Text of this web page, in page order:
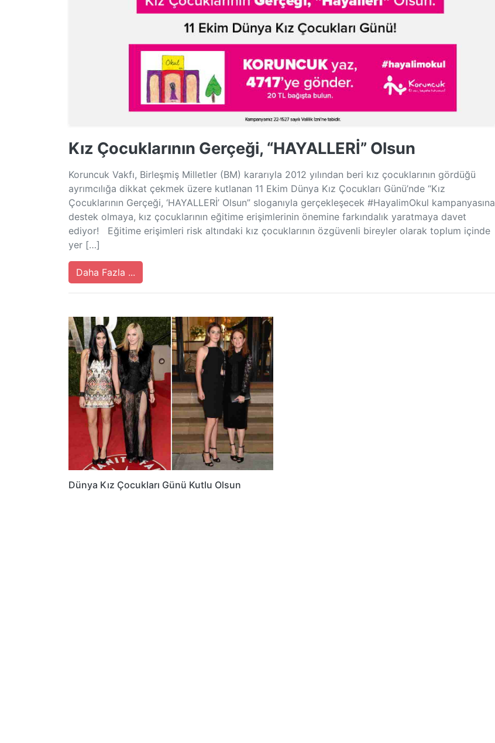
Kız Çocuklarının Gerçeği, “HAYALLERİ” Olsun
Koruncuk Vakfı, Birleşmiş Milletler (BM) kararıyla 2012 yılından beri kız çocuklarının gördüğü
ayrımcılığa dikkat çekmek üzere kutlanan 11 Ekim Dünya Kız Çocukları Günü’nde “Kız
Çocuklarının Gerçeği, ‘HAYALLERİ’ Olsun” sloganıyla gerçekleşecek #HayalimOkul kampanyasına
destek olmaya, kız çocuklarının eğitime erişimlerinin önemine farkındalık yaratmaya davet
ediyor! Eğitime erişimleri risk altındaki kız çocuklarının özgüvenli bireyler olarak toplum içinde
yer […]
Daha Fazla ...
Dünya Kız Çocukları Günü Kutlu Olsun